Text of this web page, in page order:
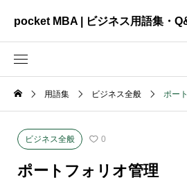
pocket MBA | ビジネス用語集・
ビジネス全般
資料作成
用語集 ビジネス全般 ポー
ビジネス全般 0
ポートフォリオ管理